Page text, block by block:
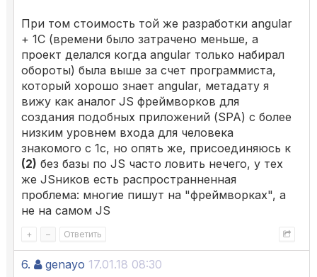
При том стоимость той же разработки angular
+ 1C (времени было затрачено меньше, а
проект делался когда angular только набирал
обороты) была выше за счет программиста,
который хорошо знает angular, метадату я
вижу как аналог JS фреймворков для
создания подобных приложений (SPA) с более
низким уровнем входа для человека
знакомого с 1с, но опять же, присоединяюсь к
(2) без базы по JS часто ловить нечего, у тех
же JSников есть распространненная
проблема: многие пишут на "фреймворках", а
не на самом JS
+ – Ответить
6. genayo 17.01.18 08:30